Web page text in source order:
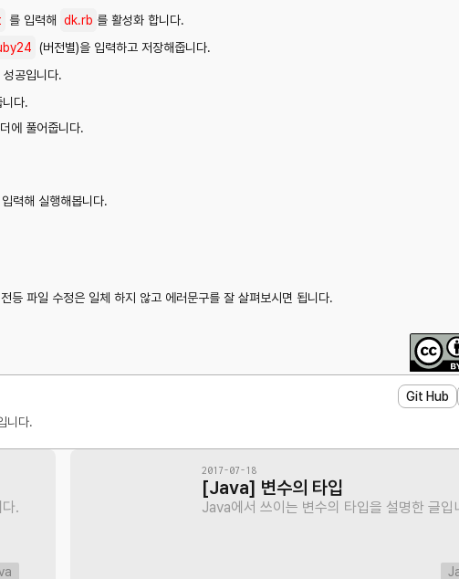
를 입력해 dk.rb 를 활성화 합니다.
(버전별)을 입력하고 저장해줍니다.
공입니다.
다.
에 풀어줍니다.
력해 실행해봅니다.
등 파일 수정은 일체 하지 않고 에러문구를 잘 살펴보시면 됩니다.
니다.
Git Hub
.
2017-07-18
[Java] 변수의 타입
Java에서 쓰이는 변수의 타입을 설명한 글입